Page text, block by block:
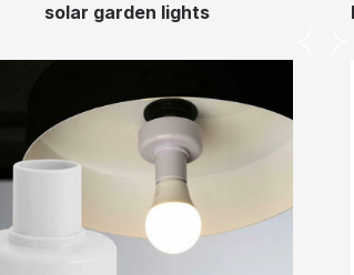
solar garden lights